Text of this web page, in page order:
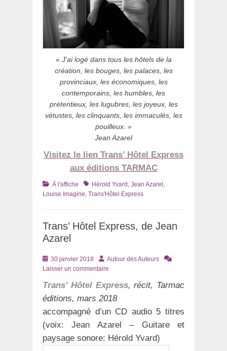
« J’ai logé dans tous les hôtels de la
création, les bouges, les palaces, les
provinciaux, les économiques, les
contemporains, les humbles, les
prétentieux, les lugubres, les joyeux, les
vétustes, les clinquants, les immaculés, les
pouilleux. »
Jean Azarel
Visitez le lien Trans’ Hôtel Express
aux éditions TARMAC
Catégories
À l'affiche TagsHérold Yvard , Jean Azarel ,
Louise Imagine, Trans'Hôtel Express
Trans’ Hôtel Express, de Jean
Azarel
Posté
le
30 janvier 2018 AuteurAutour des Auteurs
Laisser un commentaire
Trans’ Hôtel Express, récit, Tarmac
éditions, mars 2018
accompagné d’un CD audio 5 titres
(voix: Jean Azarel – Guitare et
paysage sonore: Hérold Yvard)